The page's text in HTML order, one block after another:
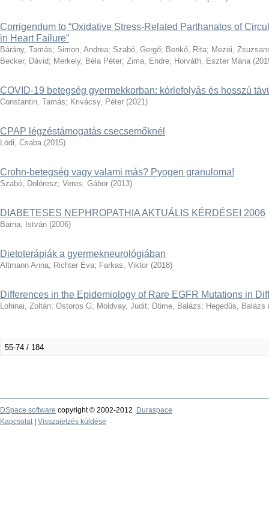
Corrigendum to “Oxidative Stress-Related Parthanatos of
in Heart Failure”
Bárány, Tamás; Simon, Andrea; Szabó, Gergő; Benkő, Rita; Mezei,
Becker, Dávid; Merkely, Béla Péter; Zima, Endre; Horváth, Eszter Mária (
COVID-19 betegség gyermekkorban: kórlefolyás és hosszú
Constantin, Tamás; Krivácsy, Péter (2021)
CPAP légzéstámogatás csecsemőknél
Lódi, Csaba (2015)
Crohn-betegség vagy valami más? Pyogen granuloma!
Szabó, Dolóresz; Veres, Gábor (2013)
DIABETESES NEPHROPATHIA AKTUÁLIS KÉRDÉSEI 2006
Barna, István (2006)
Dietoterápiák a gyermekneurológiában
Altmann Anna; Richter Éva; Farkas, Viktor (2018)
Differences in the Epidemiology of Rare EGFR Mutations in
Lohinai, Zoltán; Ostoros G; Moldvay, Judit; Döme, Balázs; Hegedűs, Balázs
55-74 / 184
DSpace software copyright © 2002-2012
Duraspace
Kapcsolat| Visszajelzés küldése